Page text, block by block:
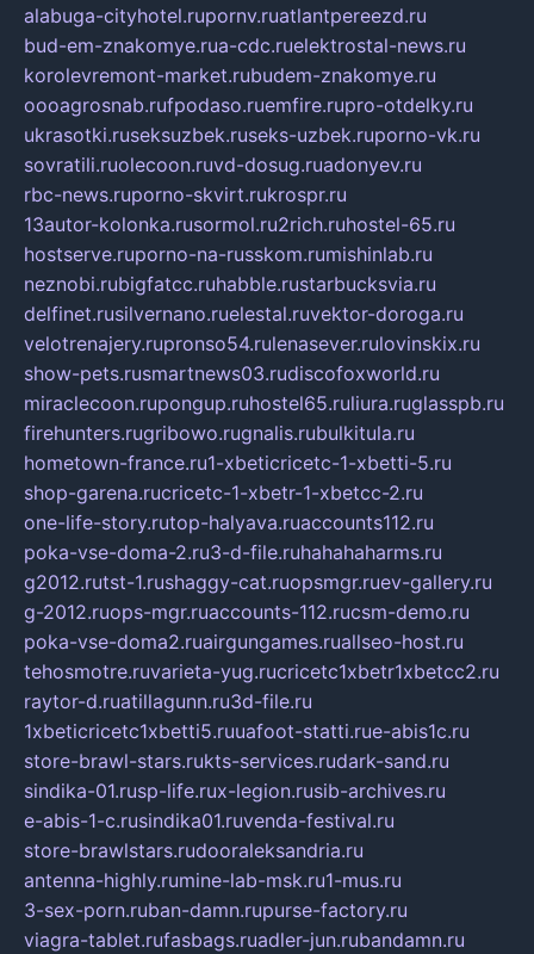
alabuga-cityhotel.rupornv.ruatlantpereezd.ru
bud-em-znakomye.rua-cdc.ruelektrostal-news.ru
korolevremont-market.rubudem-znakomye.ru
oooagrosnab.rufpodaso.ruemfire.rupro-otdelky.ru
ukrasotki.ruseksuzbek.ruseks-uzbek.ruporno-vk.ru
sovratili.ruolecoon.ruvd-dosug.ruadonyev.ru
rbc-news.ruporno-skvirt.rukrospr.ru
13autor-kolonka.rusormol.ru2rich.ruhostel-65.ru
hostserve.ruporno-na-russkom.rumishinlab.ru
neznobi.rubigfatcc.ruhabble.rustarbucksvia.ru
delfinet.rusilvernano.ruelestal.ruvektor-doroga.ru
velotrenajery.rupronso54.rulenasever.rulovinskix.ru
show-pets.rusmartnews03.rudiscofoxworld.ru
miraclecoon.rupongup.ruhostel65.ruliura.ruglasspb.ru
firehunters.rugribowo.rugnalis.rubulkitula.ru
hometown-france.ru1-xbeticricetc-1-xbetti-5.ru
shop-garena.rucricetc-1-xbetr-1-xbetcc-2.ru
one-life-story.rutop-halyava.ruaccounts112.ru
poka-vse-doma-2.ru3-d-file.ruhahahaharms.ru
g2012.rutst-1.rushaggy-cat.ruopsmgr.ruev-gallery.ru
g-2012.ruops-mgr.ruaccounts-112.rucsm-demo.ru
poka-vse-doma2.ruairgungames.ruallseo-host.ru
tehosmotre.ruvarieta-yug.rucricetc1xbetr1xbetcc2.ru
raytor-d.ruatillagunn.ru3d-file.ru
1xbeticricetc1xbetti5.ruuafoot-statti.rue-abis1c.ru
store-brawl-stars.rukts-services.rudark-sand.ru
sindika-01.rusp-life.rux-legion.rusib-archives.ru
e-abis-1-c.rusindika01.ruvenda-festival.ru
store-brawlstars.rudooraleksandria.ru
antenna-highly.rumine-lab-msk.ru1-mus.ru
3-sex-porn.ruban-damn.rupurse-factory.ru
viagra-tablet.rufasbags.ruadler-jun.rubandamn.ru